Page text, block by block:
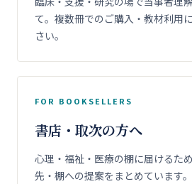
て。複数冊でのご購入・教材利用
さい。
FOR BOOKSELLERS
書店・取次の方へ
心理・福祉・医療の棚に届けるた
先・棚への提案をまとめています。